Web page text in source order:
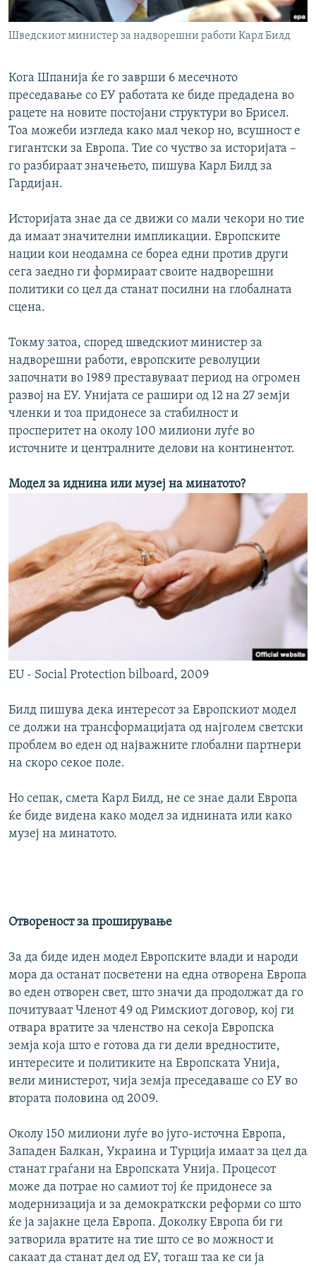
РСЕ веб страници
Шведскиот министер за надворешни работи Карл Билд
Кога Шпанија ќе го заврши 6 месечното
преседавање со ЕУ работата ке биде предадена во
рацете на новите постојани структури во Брисел.
Тоа можеби изгледа како мал чекор но, всушност е
гигантски за Европа. Тие со чуство за историјата –
го разбираат значењето, пишува Карл Билд за
Гардијан.
Историјата знае да се движи со мали чекори но тие
да имаат значителни импликации. Европските
нации кои неодамна се бореа едни против други
сега заедно ги формираат своите надворешни
политики со цел да станат посилни на глобалната
сцена.
Токму затоа, според шведскиот министер за
надворешни работи, европските револуции
започнати во 1989 преставуваат период на огромен
развој на ЕУ. Унијата се рашири од 12 на 27 земји
членки и тоа придонесе за стабилност и
просперитет на околу 100 милиони луѓе во
источните и централните делови на континентот.
Модел за иднина или музеј на минатото?
EU - Social Protection bilboard, 2009
Билд пишува дека интересот за Европскиот модел
се должи на трансформацијата од најголем светски
проблем во еден од најважните глобални партнери
на скоро секое поле.
Но сепак, смета Карл Билд, не се знае дали Европа
ќе биде видена како модел за иднината или како
музеј на минатото.
Отвореност за проширување
За да биде иден модел Европските влади и народи
мора да останат посветени на една отворена Европа
во еден отворен свет, што значи да продолжат да го
почитуваат Членот 49 од Римскиот договор, кој ги
отвара вратите за членство на секоја Европска
земја која што е готова да ги дели вредностите,
интересите и политиките на Европската Унија,
вели министерот, чија земја преседаваше со ЕУ во
втората половина од 2009.
Околу 150 милиони луѓе во југо-источна Европа,
Западен Балкан, Украина и Турција имаат за цел да
станат граѓани на Европската Унија. Процесот
може да потрае но самиот тој ќе придонесе за
модернизација и за демократкски реформи со што
ќе ја зајакне цела Европа. Доколку Европа би ги
затворила вратите на тие што се во можност и
сакаат да станат дел од ЕУ, тогаш таа ке си ја